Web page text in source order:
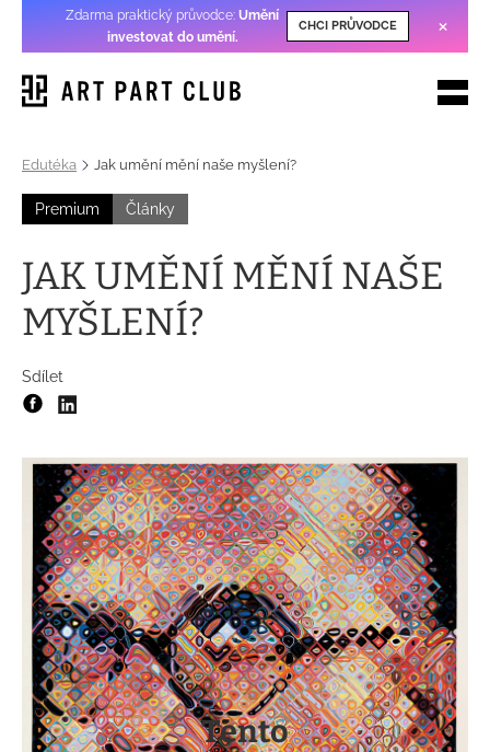
Zdarma praktický průvodce:Umění
investovat do umění.
CHCI PRŮVODCE ×
Edutéka Jak umění mění naše myšlení?
Premium Články
JAK UMĚNÍ MĚNÍ NAŠE
MYŠLENÍ?
Sdílet
Tento